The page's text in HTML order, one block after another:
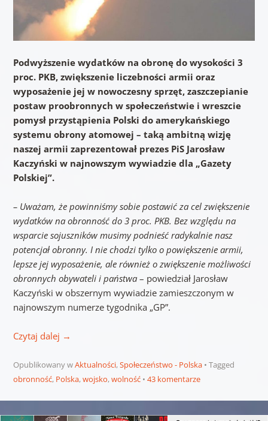
Podwyższenie wydatków na obronę do wysokości 3
proc. PKB, zwiększenie liczebności armii oraz
wyposażenie jej w nowoczesny sprzęt, zaszczepianie
postaw proobronnych w społeczeństwie i wreszcie
pomysł przystąpienia Polski do amerykańskiego
systemu obrony atomowej – taką ambitną wizję
naszej armii zaprezentował prezes PiS Jarosław
Kaczyński w najnowszym wywiadzie dla „Gazety
Polskiej”.
– Uważam, że powinniśmy sobie postawić za cel zwiększenie
wydatków na obronność do 3 proc. PKB. Bez względu na
wsparcie sojuszników musimy podnieść radykalnie nasz
potencjał obronny. I nie chodzi tylko o powiększenie armii,
lepsze jej wyposażenie, ale również o zwiększenie możliwości
obronnych obywateli i państwa – powiedział Jarosław
Kaczyński w obszernym wywiadzie zamieszczonym w
najnowszym numerze tygodnika „GP”.
Czytaj dalej →
Opublikowany wAktualności,Społeczeństwo - Polska
Tagged
obronność, Polska,wojsko,wolność 43 komentarze